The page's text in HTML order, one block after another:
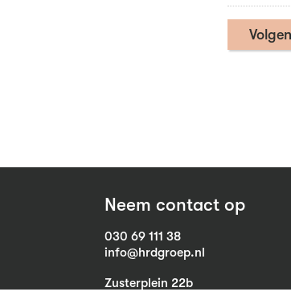
Neem contact op
030 69 111 38
info@hrdgroep.nl
Zusterplein 22b